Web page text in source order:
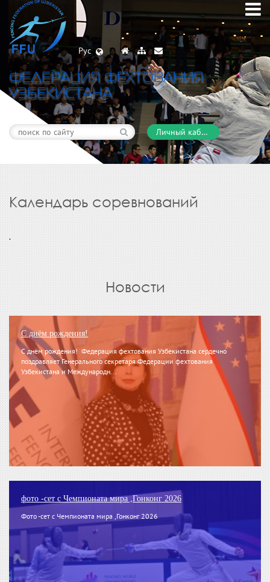
Рус
ФЕДЕРАЦИЯ ФЕХТОВАНИЯ
УЗБЕКИСТАНА
Личный кабинет
Календарь соревнований
.
Новости
С днём рождения!
С днём рождения! Федерация фехтования Узбекистана сердечно
поздравляет Генерального секретаря Федерации фехтования
Узбекистана и Международн...
фото -сет с Чемпионата мира ,Гонконг 2026
Фото -сет с Чемпионата мира ,Гонконг 2026